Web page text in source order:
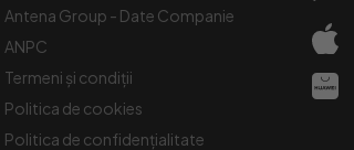
Antena Group - Date Companie
ANPC
Termeni și condiții
Politica de cookies
Politica de confidențialitate